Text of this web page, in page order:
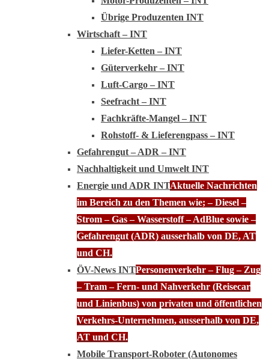
Übrige Produzenten INT
Wirtschaft – INT
Liefer-Ketten – INT
Güterverkehr – INT
Luft-Cargo – INT
Seefracht – INT
Fachkräfte-Mangel – INT
Rohstoff- & Lieferengpass – INT
Gefahrengut – ADR – INT
Nachhaltigkeit und Umwelt INT
Energie und ADR INTAktuelle Nachrichten
im Bereich zu den Themen wie; – Diesel –
Strom – Gas – Wasserstoff – AdBlue sowie –
Gefahrengut (ADR) ausserhalb von DE, AT
und CH.
ÖV-News INTPersonenverkehr – Flug – Zug
– Tram – Fern- und Nahverkehr (Reisecar
und Linienbus) von privaten und öffentlichen
Verkehrs-Unternehmen, ausserhalb von DE,
AT und CH.
Mobile Transport-Roboter (Autonomes